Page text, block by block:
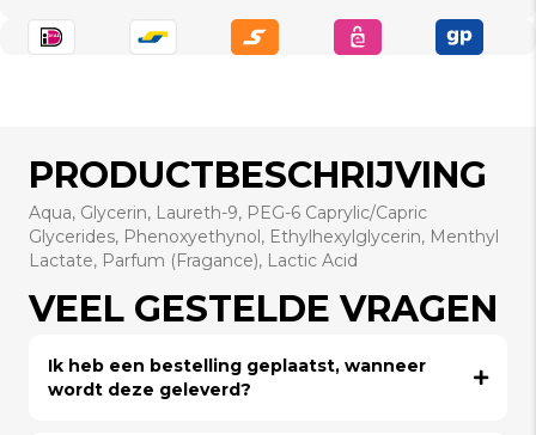
PRODUCTBESCHRIJVING
Aqua, Glycerin, Laureth-9, PEG-6 Caprylic/Capric
Glycerides, Phenoxyethynol, Ethylhexylglycerin, Menthyl
Lactate, Parfum (Fragance), Lactic Acid
VEEL GESTELDE VRAGEN
Ik heb een bestelling geplaatst, wanneer
wordt deze geleverd?